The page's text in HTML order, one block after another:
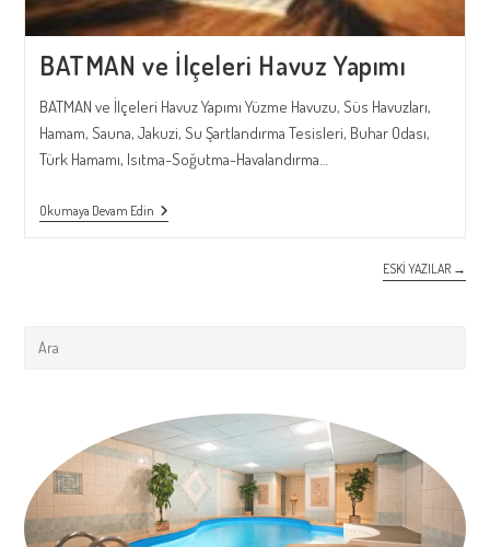
BATMAN ve İlçeleri Havuz Yapımı
BATMAN ve İlçeleri Havuz Yapımı Yüzme Havuzu, Süs Havuzları,
Hamam, Sauna, Jakuzi, Su Şartlandırma Tesisleri, Buhar Odası,
Türk Hamamı, Isıtma-Soğutma-Havalandırma…
Okumaya Devam EdinBATMAN
Ve
ESKI YAZILAR →